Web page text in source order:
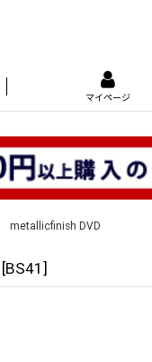
マイページ
】 metallicfinish DVD
[BS41 ]